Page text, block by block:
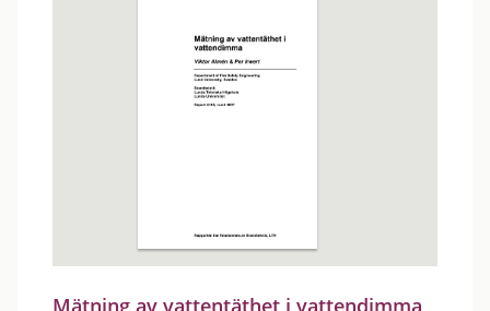
Mätning av vattentäthet i vattendimma